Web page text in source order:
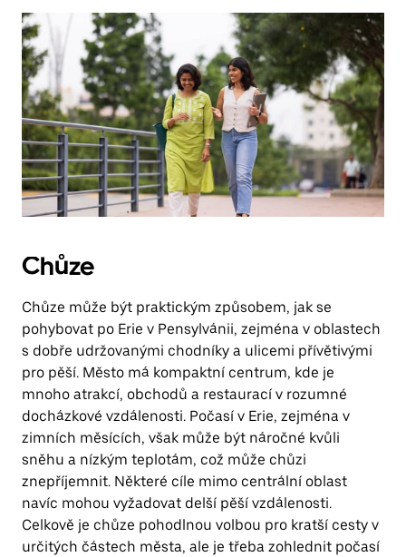
Esc
zavřeš
kalendář.
Chůze
Chůze může být praktickým způsobem, jak se
pohybovat po Erie v Pensylvánii, zejména v oblastech
s dobře udržovanými chodníky a ulicemi přívětivými
pro pěší. Město má kompaktní centrum, kde je
mnoho atrakcí, obchodů a restaurací v rozumné
docházkové vzdálenosti. Počasí v Erie, zejména v
zimních měsících, však může být náročné kvůli
sněhu a nízkým teplotám, což může chůzi
znepříjemnit. Některé cíle mimo centrální oblast
navíc mohou vyžadovat delší pěší vzdálenosti.
Celkově je chůze pohodlnou volbou pro kratší cesty v
určitých částech města, ale je třeba zohlednit počasí